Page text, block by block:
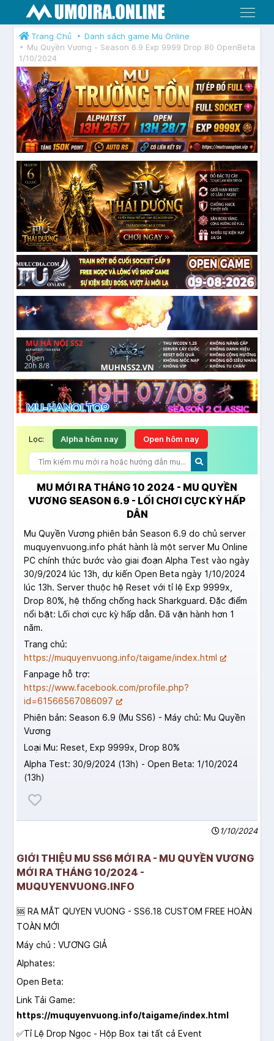
Menu
Trang Chủ
Danh sách game Mu Online
Mu Quyền Vương - Season 6.9 Exp 9999 Drop 80 OpenBeta
1/10/2024
Lọc: Alpha hôm nay Open hôm nay
MU MỚI RA THÁNG 10 2024 - MU QUYỀN
VƯƠNG SEASON 6.9 - LỐI CHƠI CỰC KỲ HẤP
DẪN
Mu Quyền Vương phiên bản Season 6.9 do chủ server
muquyenvuong.info phát hành là một server Mu Online
PC chính thức bước vào giai đoạn Alpha Test vào ngày
30/9/2024 lúc 13h, dự kiến Open Beta ngày 1/10/2024
lúc 13h. Server thuộc hệ Reset với tỉ lệ Exp 9999x,
Drop 80%, hệ thống chống hack Sharkguard. Đặc điểm
nổi bật: Lối chơi cực kỳ hấp dẫn. Đã vận hành hơn 1
năm.
Trang chủ:
https://muquyenvuong.info/taigame/index.html
Fanpage hỗ trợ:
https://www.facebook.com/profile.php?
id=61566567086097
Phiên bản: Season 6.9 (Mu SS6) - Máy chủ: Mu Quyền
Vương
Loại Mu: Reset, Exp 9999x, Drop 80%
Alpha Test: 30/9/2024 (13h) - Open Beta: 1/10/2024
(13h)
1/10/2024
GIỚI THIỆU MU SS6 MỚI RA - MU QUYỀN VƯƠNG
MỚI RA THÁNG 10/2024 -
MUQUYENVUONG.INFO
🆘 RA MẮT QUYEN VUONG - SS6.18 CUSTOM FREE HOÀN
TOÀN MỚI
Máy chủ : VƯƠNG GIẢ
Alphates:
Open Beta:
Link Tải Game:
https://muquyenvuong.info/taigame/index.html
✅Tỉ Lệ Drop Ngọc - Hộp Box tại tất cả Event